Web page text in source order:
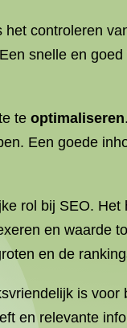
controleren
snelle en
te optimaliseren
Een goede
rol bij SEO.
en waarde
en de
is
en relevante